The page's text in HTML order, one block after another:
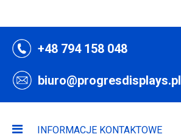
+48 794 158 048
biuro@progresdisplays.pl
INFORMACJE KONTAKTOWE